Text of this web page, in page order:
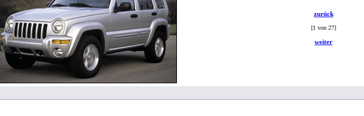
zurück
[1 von 27]
weiter